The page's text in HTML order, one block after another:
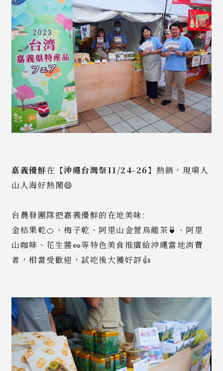
嘉義優鮮在【沖繩台灣祭11/24-26】熱銷，現場人
山人海好熱鬧😄
台農發團隊把嘉義優鮮的在地美味:
金桔果乾🍊、梅子乾、阿里山金萱烏龍茶🍵、阿里
山咖啡、花生醬🥜等特色美食推廣給沖繩當地消費
者，相當受歡迎，試吃後大獲好評👍